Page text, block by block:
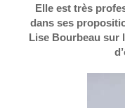
Elle est très
dans ses
Lise Bourbeau sur